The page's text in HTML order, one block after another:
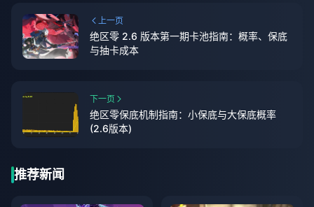
上一页
绝区零 2.6 版本第一期卡池指南：概率、保底
与抽卡成本
下一页
绝区零保底机制指南：小保底与大保底概率
(2.6版本)
推荐新闻